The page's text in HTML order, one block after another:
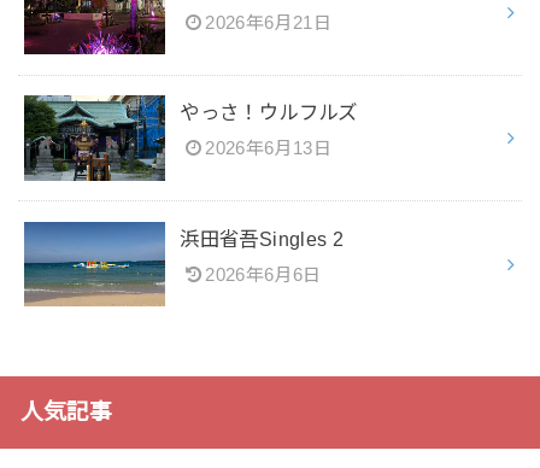
2026年6月21日
やっさ！ウルフルズ
2026年6月13日
浜田省吾Singles 2
2026年6月6日
人気記事